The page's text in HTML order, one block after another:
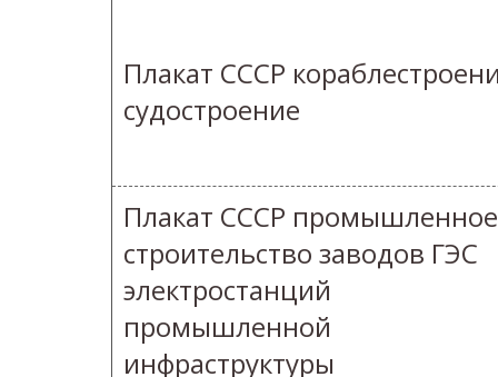
Плакат СССР
судостроение
Плакат СССР промышленное
строительство заводов ГЭС
электростанций
промышленной
инфраструктуры